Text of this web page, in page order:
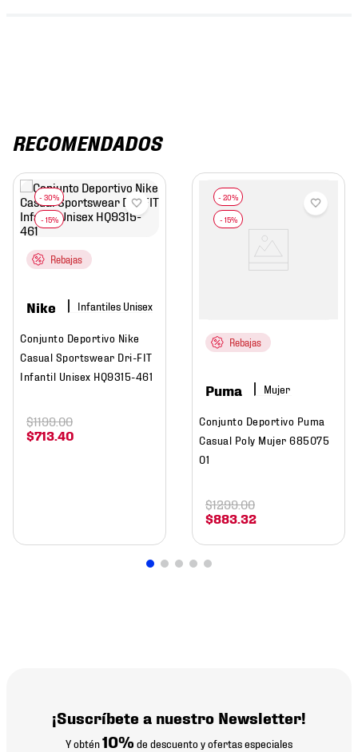
RECOMENDADOS
Rebajas
Nike
Conjunto Deportivo Nike
Casual Sportswear Dri-FIT
Infantil Unisex HQ9315-461
$713.40
$1199.00
Rebajas
Puma Mujer
Conjunto Deportivo Puma
Casual Poly Mujer 685075
01
$883.32
$1299.00
¡Suscríbete a nuestro Newsletter!
Y obtén10% de descuento y ofertas especiales